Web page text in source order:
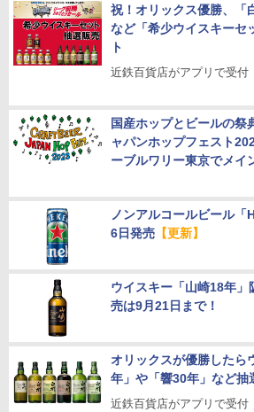
祝！オリックス優勝、「
など「希少ウイスキーセ
ト
近鉄百貨店がアプリで受付
国産ホップとビールの祭
ャパンホップフェスト
ーブルワリー東京でメイ
ノンアルコールビール
6日発売【更新】
ウイスキー「山崎18年」
売は9月21日まで！
オリックスが優勝したら
年」や「響30年」など抽
近鉄百貨店がアプリで受付